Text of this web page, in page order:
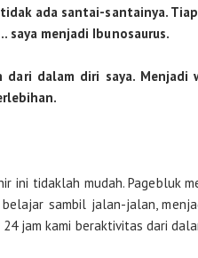
ada santai-santainya.
saya menjadi Ibunosaurus.
dalam diri saya. Menjadi
ini tidaklah mudah. Pagebluk
sambil jalan-jalan,
jam kami beraktivitas dari